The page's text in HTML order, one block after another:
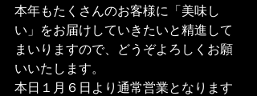
本年もたくさんのお客様に「美味し
い」をお届けしていきたいと精進して
まいりますので、どうぞよろしくお願
いいたします。
本日１月６日より通常営業となります